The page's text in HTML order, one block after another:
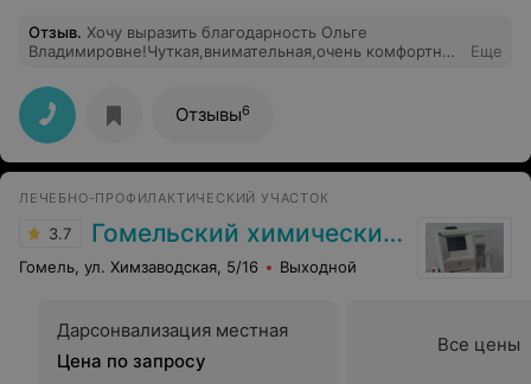
Отзыв. Хочу выразить благодарность Ольге
Владимировне!Чуткая,внимательная,очень комфортно
проблем,так как некоторые врачи этого не заметили и
поставили не верный диагноз.Благодаря ей я смогла
стать мамой! Ольга Владимировна подобрала мне
соответствующее гормональное лечение и
поддержала меня!!Очень важно найти своего
сможешь доверить самое дорогое,это свое здоровье!!
Рекомендую Ольгу Владимировну от всей души!!!Она
супер!!!
Еще
Отзывы6
ЛЕЧЕБНО-ПРОФИЛАКТИЧЕСКИЙ УЧАСТОК
3.7 Гомельский химический завод
Гомель, ул. Химзаводская, 5/16 Выходной
Дарсонвализация местная
Цена по запросу
Все цены